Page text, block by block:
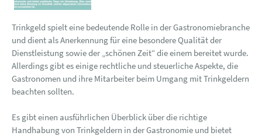
Trinkgeld spielt eine bedeutende Rolle in der Gastronomiebranche
und dient als Anerkennung für eine besondere Qualität der
Dienstleistung sowie der „schönen Zeit“ die einem bereitet wurde.
Allerdings gibt es einige rechtliche und steuerliche Aspekte, die
Gastronomen und ihre Mitarbeiter beim Umgang mit Trinkgeldern
beachten sollten.
Es gibt einen ausführlichen Überblick über die richtige
Handhabung von Trinkgeldern in der Gastronomie und bietet